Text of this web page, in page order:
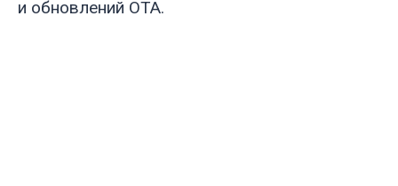
и обновлений OTA.